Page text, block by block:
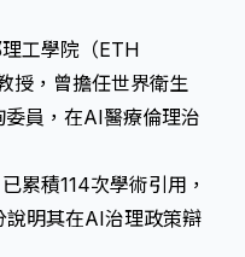
工學院（ETH
授，曾擔任世界衛生
員，在AI醫療倫理治
累積114次學術引用，
明其在AI治理政策辯